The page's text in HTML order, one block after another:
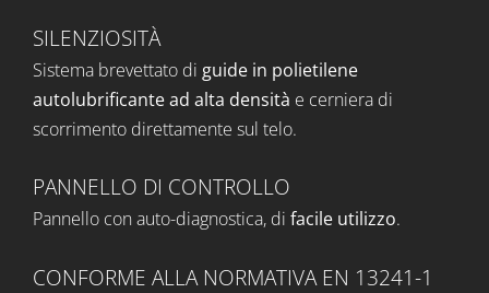
SILENZIOSITÀ
Sistema brevettato di guide in polietilene
autolubrificante ad alta densità e cerniera di
scorrimento direttamente sul telo.
PANNELLO DI CONTROLLO
Pannello con auto-diagnostica, di facile utilizzo.
CONFORME ALLA NORMATIVA EN 13241-1